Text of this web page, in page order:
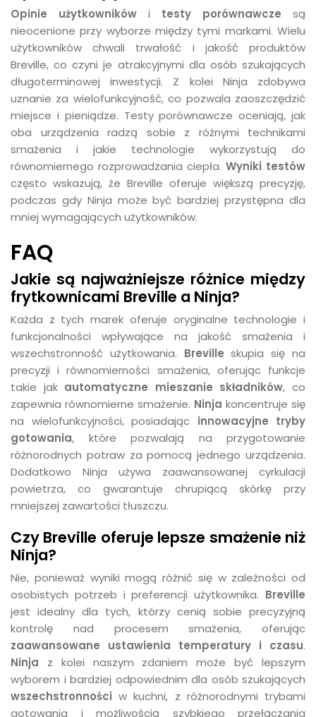
Opinie użytkowników i testy porównawcze są
nieocenione przy wyborze między tymi markami. Wielu
użytkowników chwali trwałość i jakość produktów
Breville, co czyni je atrakcyjnymi dla osób szukających
długoterminowej inwestycji. Z kolei Ninja zdobywa
uznanie za wielofunkcyjność, co pozwala zaoszczędzić
miejsce i pieniądze. Testy porównawcze oceniają, jak
oba urządzenia radzą sobie z różnymi technikami
smażenia i jakie technologie wykorzystują do
równomiernego rozprowadzania ciepła. Wyniki testów
często wskazują, że Breville oferuje większą precyzję,
podczas gdy Ninja może być bardziej przystępna dla
mniej wymagających użytkowników.
FAQ
Jakie są najważniejsze różnice między
frytkownicami Breville a Ninja?
Każda z tych marek oferuje oryginalne technologie i
funkcjonalności wpływające na jakość smażenia i
wszechstronność użytkowania. Breville skupia się na
precyzji i równomierności smażenia, oferując funkcje
takie jak automatyczne mieszanie składników, co
zapewnia równomierne smażenie. Ninja koncentruje się
na wielofunkcyjności, posiadając innowacyjne tryby
gotowania, które pozwalają na przygotowanie
różnorodnych potraw za pomocą jednego urządzenia.
Dodatkowo Ninja używa zaawansowanej cyrkulacji
powietrza, co gwarantuje chrupiącą skórkę przy
mniejszej zawartości tłuszczu.
Czy Breville oferuje lepsze smażenie niż
Ninja?
Nie, ponieważ wyniki mogą różnić się w zależności od
osobistych potrzeb i preferencji użytkownika. Breville
jest idealny dla tych, którzy cenią sobie precyzyjną
kontrolę nad procesem smażenia, oferując
zaawansowane ustawienia temperatury i czasu.
Ninja z kolei naszym zdaniem może być lepszym
wyborem i bardziej odpowiednim dla osób szukających
wszechstronności w kuchni, z różnorodnymi trybami
gotowania i możliwością szybkiego przełączania